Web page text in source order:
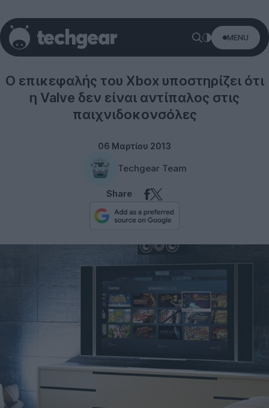
MENU
O επικεφαλής του Xbox υποστηρίζει ότι
η Valve δεν είναι αντίπαλος στις
παιχνιδοκονσόλες
06 Μαρτίου 2013
Techgear Team
Share